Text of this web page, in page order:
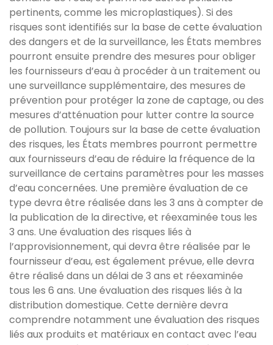
pertinents, comme les microplastiques). Si des
risques sont identifiés sur la base de cette évaluation
des dangers et de la surveillance, les États membres
pourront ensuite prendre des mesures pour obliger
les fournisseurs d’eau à procéder à un traitement ou
une surveillance supplémentaire, des mesures de
prévention pour protéger la zone de captage, ou des
mesures d’atténuation pour lutter contre la source
de pollution. Toujours sur la base de cette évaluation
des risques, les États membres pourront permettre
aux fournisseurs d’eau de réduire la fréquence de la
surveillance de certains paramètres pour les masses
d’eau concernées. Une première évaluation de ce
type devra être réalisée dans les 3 ans à compter de
la publication de la directive, et réexaminée tous les
3 ans. Une évaluation des risques liés à
l’approvisionnement, qui devra être réalisée par le
fournisseur d’eau, est également prévue, elle devra
être réalisé dans un délai de 3 ans et réexaminée
tous les 6 ans. Une évaluation des risques liés à la
distribution domestique. Cette dernière devra
comprendre notamment une évaluation des risques
liés aux produits et matériaux en contact avec l’eau